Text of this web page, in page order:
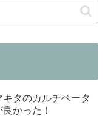
タのカルチベータ
かった！